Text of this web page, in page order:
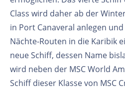
Class wird daher ab der
in Port Canaveral anlegen
Nächte-Routen in die Karibik
neue Schiff, dessen Name
wird neben der MSC World
Schiff dieser Klasse von MSC